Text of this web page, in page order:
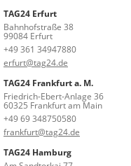
TAG24 Erfurt
Bahnhofstraße 38
99084 Erfurt
+49 361 34947880
erfurt@tag24.de
TAG24 Frankfurt a. M.
Friedrich-Ebert-Anlage 36
60325 Frankfurt am Main
+49 69 348750580
frankfurt@tag24.de
TAG24 Hamburg